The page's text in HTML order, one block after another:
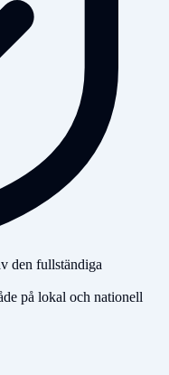
den fullständiga
på lokal och nationell